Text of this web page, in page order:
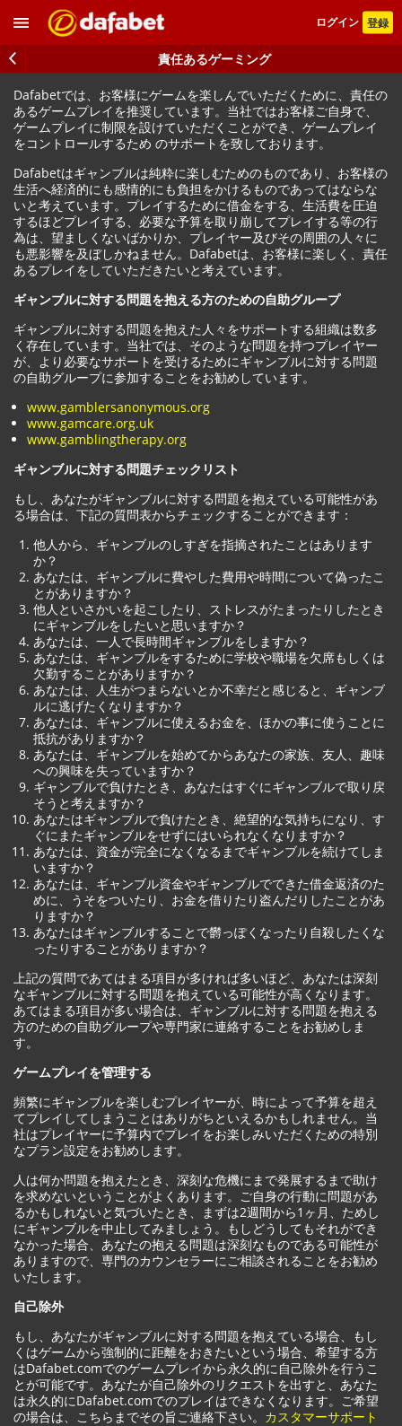
ログイン 登録
責任あるゲーミング
Dafabetでは、お客様にゲームを楽しんでいただくために、責任の
あるゲームプレイを推奨しています。当社ではお客様ご自身で、
ゲームプレイに制限を設けていただくことができ、ゲームプレイ
をコントロールするため のサポートを致しております。
Dafabetはギャンブルは純粋に楽しむためのものであり、お客様の
生活へ経済的にも感情的にも負担をかけるものであってはならな
いと考えています。プレイするために借金をする、生活費を圧迫
するほどプレイする、必要な予算を取り崩してプレイする等の行
為は、望ましくないばかりか、プレイヤー及びその周囲の人々に
も悪影響を及ぼしかねません。Dafabetは、お客様に楽しく、責任
あるプレイをしていただきたいと考えています。
ギャンブルに対する問題を抱える方のための自助グループ
ギャンブルに対する問題を抱えた人々をサポートする組織は数多
く存在しています。当社では、そのような問題を持つプレイヤー
が、より必要なサポートを受けるためにギャンブルに対する問題
の自助グループに参加することをお勧めしています。
www.gamblersanonymous.org
www.gamcare.org.uk
www.gamblingtherapy.org
ギャンブルに対する問題チェックリスト
もし、あなたがギャンブルに対する問題を抱えている可能性があ
る場合は、下記の質問表からチェックすることができます：
他人から、ギャンブルのしすぎを指摘されたことはあります
か？
あなたは、ギャンブルに費やした費用や時間について偽ったこ
とがありますか？
他人といさかいを起こしたり、ストレスがたまったりしたとき
にギャンブルをしたいと思いますか？
あなたは、一人で長時間ギャンブルをしますか？
あなたは、ギャンブルをするために学校や職場を欠席もしくは
欠勤することがありますか？
あなたは、人生がつまらないとか不幸だと感じると、ギャンブ
ルに逃げたくなりますか？
あなたは、ギャンブルに使えるお金を、ほかの事に使うことに
抵抗がありますか？
あなたは、ギャンブルを始めてからあなたの家族、友人、趣味
への興味を失っていますか？
ギャンブルで負けたとき、あなたはすぐにギャンブルで取り戻
そうと考えますか？
あなたはギャンブルで負けたとき、絶望的な気持ちになり、す
ぐにまたギャンブルをせずにはいられなくなりますか？
あなたは、資金が完全になくなるまでギャンブルを続けてしま
いますか？
あなたは、ギャンブル資金やギャンブルでできた借金返済のた
めに、うそをついたり、お金を借りたり盗んだりしたことがあ
りますか？
あなたはギャンブルすることで欝っぽくなったり自殺したくな
ったりすることがありますか？
上記の質問であてはまる項目が多ければ多いほど、あなたは深刻
なギャンブルに対する問題を抱えている可能性が高くなります。
あてはまる項目が多い場合は、ギャンブルに対する問題を抱える
方のための自助グループや専門家に連絡することをお勧めしま
す。
ゲームプレイを管理する
頻繁にギャンブルを楽しむプレイヤーが、時によって予算を超え
てプレイしてしまうことはありがちといえるかもしれません。当
社はプレイヤーに予算内でプレイをお楽しみいただくための特別
なプラン設定をお勧めします。
人は何か問題を抱えたとき、深刻な危機にまで発展するまで助け
を求めないということがよくあります。ご自身の行動に問題があ
るかもしれないと気づいたとき、まずは2週間から1ヶ月、ためし
にギャンブルを中止してみましょう。もしどうしてもそれができ
なかった場合、あなたの抱える問題は深刻なものである可能性が
ありますので、専門のカウンセラーにご相談されることをお勧め
いたします。
自己除外
もし、あなたがギャンブルに対する問題を抱えている場合、もし
くはゲームから強制的に距離をおきたいという場合、希望する方
はDafabet.comでのゲームプレイから永久的に自己除外を行うこ
とが可能です。あなたが自己除外のリクエストを出すと、あなた
は永久的にDafabet.comでのプレイはできなくなります。ご希望
の場合は、こちらまでその旨ご連絡下さい。 カスタマーサポート